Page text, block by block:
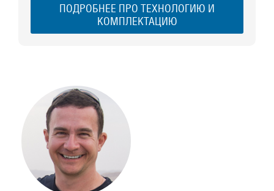
ПОДРОБНЕЕ ПРО ТЕХНОЛОГИЮ И
КОМПЛЕКТАЦИЮ